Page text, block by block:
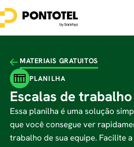
MATERIAIS GRATUITOS
PLANILHA
Escalas de trabalho
Essa planilha é uma solução
que você consegue ver
trabalho de sua equipe. Facilite